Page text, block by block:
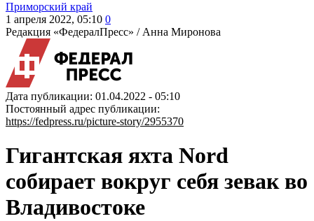
Приморский край
1 апреля 2022, 05:10 0
Редакция «ФедералПресс» / Анна Миронова
Дата публикации: 01.04.2022 - 05:10
Постоянный адрес публикации:
https://fedpress.ru/picture-story/2955370
Гигантская яхта Nord
собирает вокруг себя зевак во
Владивостоке